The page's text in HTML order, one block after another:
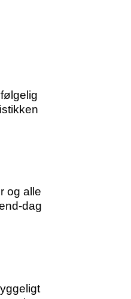
og alle
dag